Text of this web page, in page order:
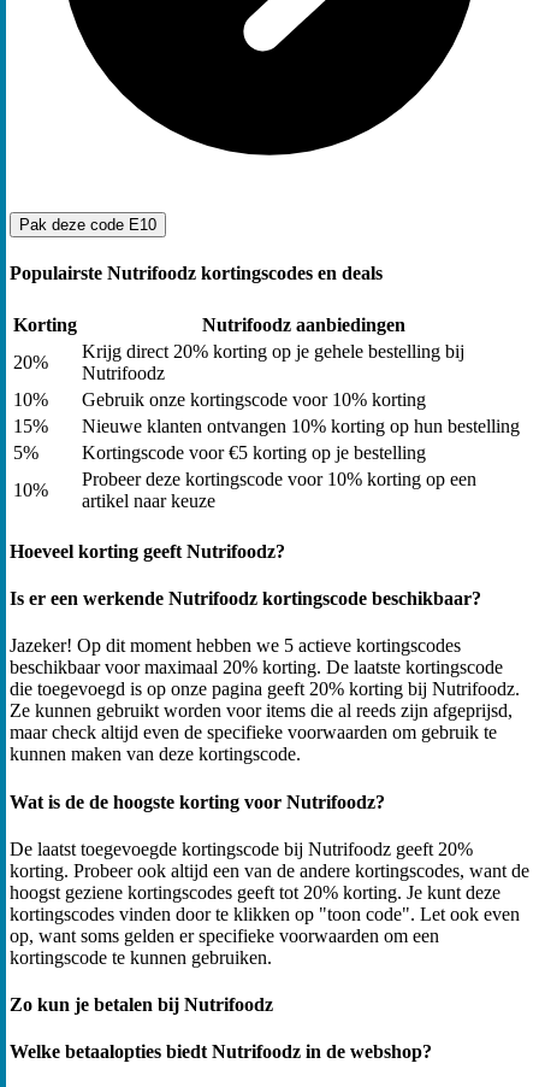
Pak deze code E10
Populairste Nutrifoodz kortingscodes en deals
Korting
Nutrifoodz aanbiedingen
20%
Krijg direct 20% korting op je gehele bestelling bij
Nutrifoodz
10%
Gebruik onze kortingscode voor 10% korting
15%
Nieuwe klanten ontvangen 10% korting op hun bestelling
5%
Kortingscode voor €5 korting op je bestelling
10%
Probeer deze kortingscode voor 10% korting op een
artikel naar keuze
Hoeveel korting geeft Nutrifoodz?
Is er een werkende Nutrifoodz kortingscode beschikbaar?
Jazeker! Op dit moment hebben we 5 actieve kortingscodes
beschikbaar voor maximaal 20% korting. De laatste kortingscode
die toegevoegd is op onze pagina geeft 20% korting bij Nutrifoodz.
Ze kunnen gebruikt worden voor items die al reeds zijn afgeprijsd,
maar check altijd even de specifieke voorwaarden om gebruik te
kunnen maken van deze kortingscode.
Wat is de de hoogste korting voor Nutrifoodz?
De laatst toegevoegde kortingscode bij Nutrifoodz geeft 20%
korting. Probeer ook altijd een van de andere kortingscodes, want de
hoogst geziene kortingscodes geeft tot 20% korting. Je kunt deze
kortingscodes vinden door te klikken op "toon code". Let ook even
op, want soms gelden er specifieke voorwaarden om een
kortingscode te kunnen gebruiken.
Zo kun je betalen bij Nutrifoodz
Welke betaalopties biedt Nutrifoodz in de webshop?